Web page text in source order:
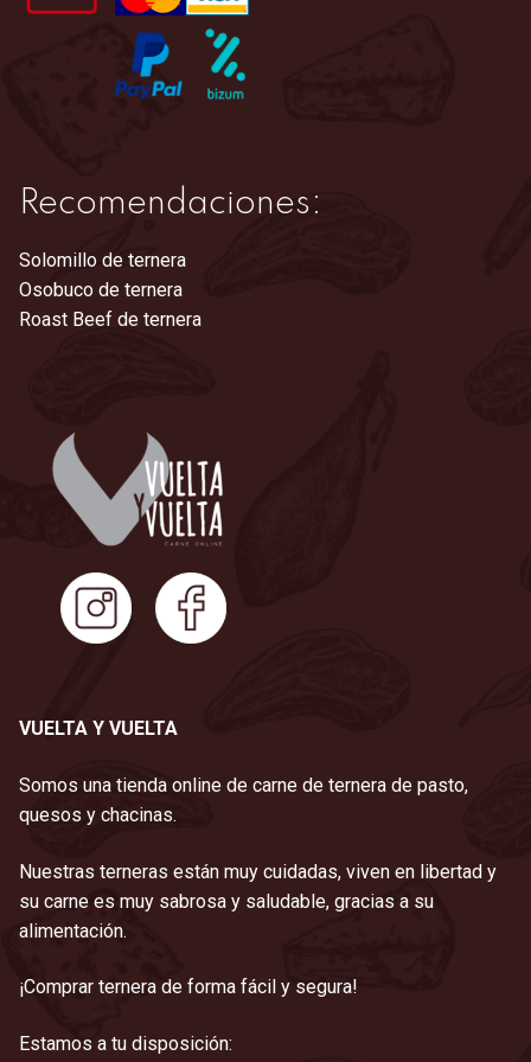
de
producto
Recomendaciones:
Solomillo de ternera
Osobuco de ternera
Roast Beef de ternera
VUELTA Y VUELTA
Somos una tienda online de carne de ternera de pasto,
quesos y chacinas.
Nuestras terneras están muy cuidadas, viven en libertad y
su carne es muy sabrosa y saludable, gracias a su
alimentación.
¡Comprar ternera de forma fácil y segura!
Estamos a tu disposición: